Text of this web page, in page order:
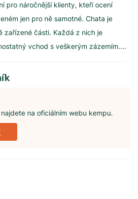
pro náročnější klienty, kteří ocení
jen pro ně samotné. Chata je
zařízené části. Každá z nich je
vchod s veškerým zázemím....
na oficiálním webu kempu.